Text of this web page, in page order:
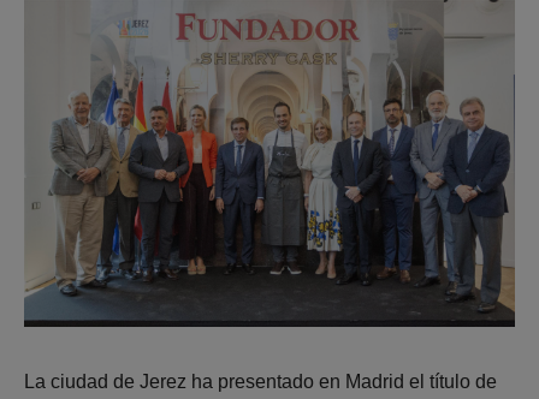
La ciudad de Jerez ha presentado en Madrid el título de